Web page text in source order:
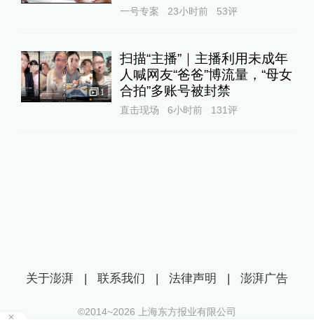
一号专案 23小时前 53评
1
扫描“主播”｜主播利用未成年
人喊网友“爸爸”博流量，“母女
合拍”多账号被封禁
直击现场 6小时前 131评
关于澎湃 | 联系我们 | 法律声明 | 澎湃广告
©2014~2026 上海东方报业有限公司